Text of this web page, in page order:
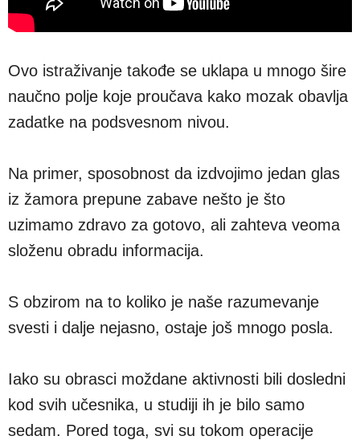
Ovo istraživanje takođe se uklapa u mnogo šire
naučno polje koje proučava kako mozak obavlja
zadatke na podsvesnom nivou.
Na primer, sposobnost da izdvojimo jedan glas
iz žamora prepune zabave nešto je što
uzimamo zdravo za gotovo, ali zahteva veoma
složenu obradu informacija.
S obzirom na to koliko je naše razumevanje
svesti i dalje nejasno, ostaje još mnogo posla.
Iako su obrasci moždane aktivnosti bili dosledni
kod svih učesnika, u studiji ih je bilo samo
sedam. Pored toga, svi su tokom operacije